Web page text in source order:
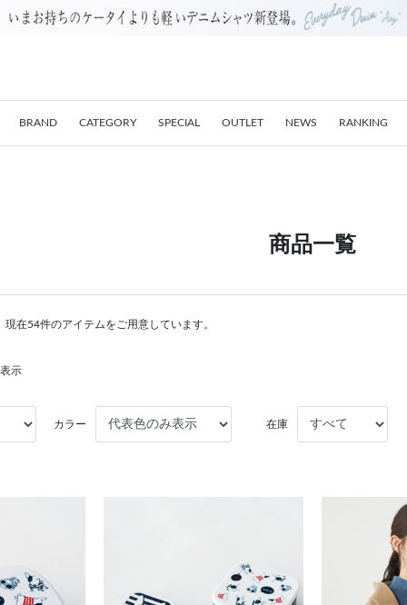
BRAND CATEGORY SPECIAL OUTLET NEWS RANKING
商品一覧
在54件のアイテムをご用意しています。
示
カラー 在庫